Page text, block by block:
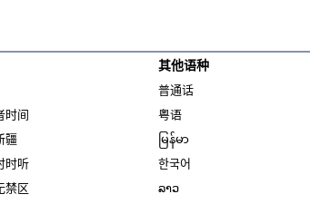
时间
疆
时听
禁区
其他语种
普通话
粤语
မြန်မာ
한국어
ລາວ